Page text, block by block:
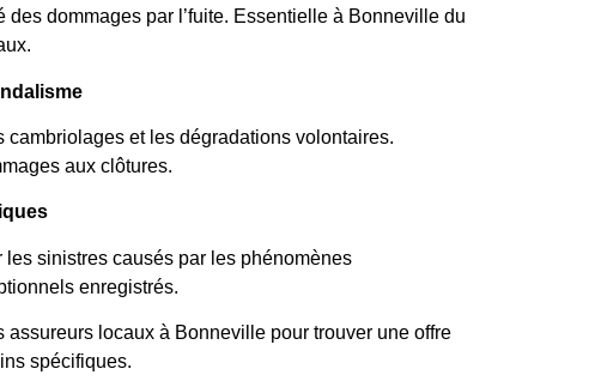
des dommages par l’fuite. Essentielle à Bonneville du
cambriolages et les dégradations volontaires.
aux clôtures.
les sinistres causés par les phénomènes
enregistrés.
assureurs locaux à Bonneville pour trouver une offre
spécifiques.